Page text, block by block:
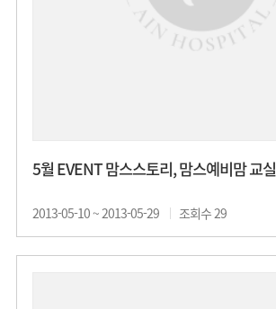
5월 EVENT 맘스스토리, 맘스예비맘 교실
2013-05-10 ~ 2013-05-29 조회수29